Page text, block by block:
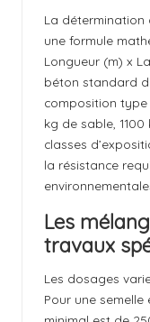
La détermination
une formule
Longueur (m) x
béton standard
composition
kg de sable, 1100
classes
la résistance
Les
travaux
Les dosages
Pour une